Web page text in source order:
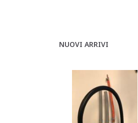
NUOVI ARRIVI